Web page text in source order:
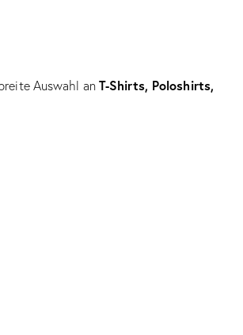
Auswahl an T-Shirts, Poloshirts,